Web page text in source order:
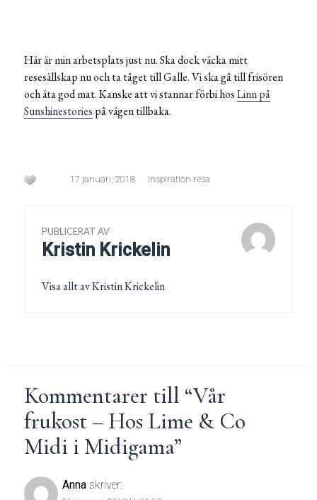
Här är min arbetsplats just nu. Ska dock väcka mitt
resesällskap nu och ta tåget till Galle. Vi ska gå till frisören
och äta god mat. Kanske att vi stannar förbi hosLinn på
Sunshinestories på vägen tillbaka.
17 januari, 2018 inspiration resa
PUBLICERAT AV
Kristin Krickelin
Visa allt av Kristin Krickelin
Kommentarer till “Vår
frukost – Hos Lime & Co
Midi i Midigama”
Anna skriver: